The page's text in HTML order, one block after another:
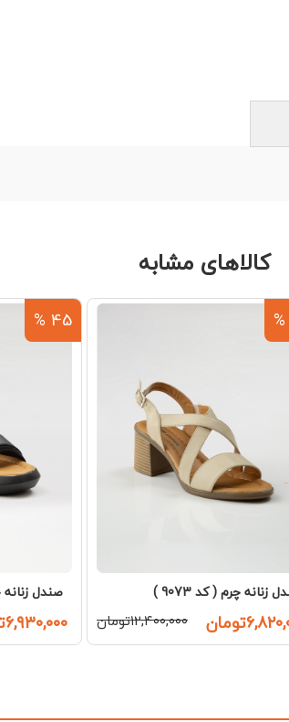
کالاهای مشابه
زنانه چرم ( کد 9073 )
۱۲,۴۰۰,۰۰۰تومان
45 %
صندل زنانه
۶,۹۳۰,۰۰۰تومان